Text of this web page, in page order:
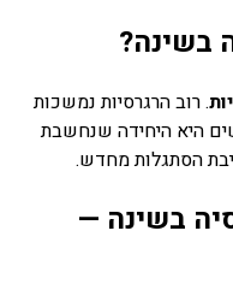
בשינה?
. רוב הרגרסיות נמשכות
לחודש. רגרסיית ה-4 חודשים היא היחידה שנחשבת
הסתגלות מחדש.
בשינה —